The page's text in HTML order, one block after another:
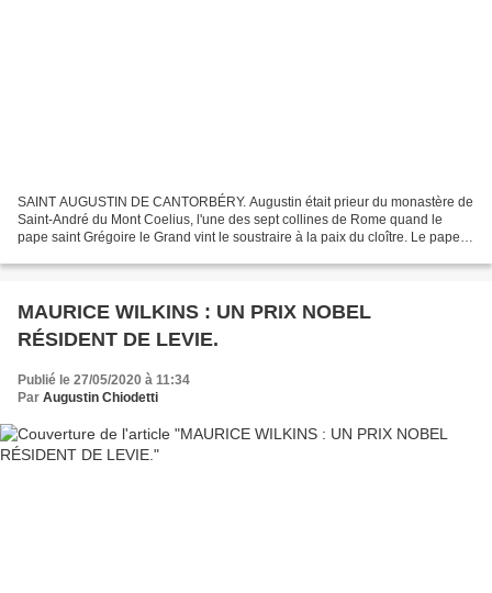
SAINT AUGUSTIN DE CANTORBÉRY. Augustin était prieur du monastère de
Saint-André du Mont Coelius, l'une des sept collines de Rome quand le
pape saint Grégoire le Grand vint le soustraire à la paix du cloître. Le pape
MAURICE WILKINS : UN PRIX NOBEL
RÉSIDENT DE LEVIE.
Publié le 27/05/2020 à 11:34
Par Augustin Chiodetti